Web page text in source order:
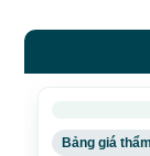
Bảng giá